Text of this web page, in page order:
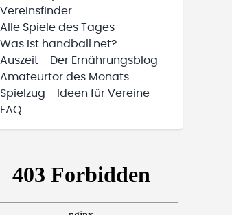
Vereinsfinder
Alle Spiele des Tages
Was ist handball.net?
Auszeit - Der Ernährungsblog
Amateurtor des Monats
Spielzug - Ideen für Vereine
FAQ